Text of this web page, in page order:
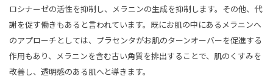
ロシナーゼの活性を抑制し、メラニンの生成を抑制します。その他、代
謝を促す働きもあると言われています。既にお肌の中にあるメラニンへ
のアプローチとしては、プラセンタがお肌のターンオーバーを促進する
作用もあり、メラニンを含む古い角質を排出することで、肌のくすみを
改善し、透明感のある肌へと導きます。